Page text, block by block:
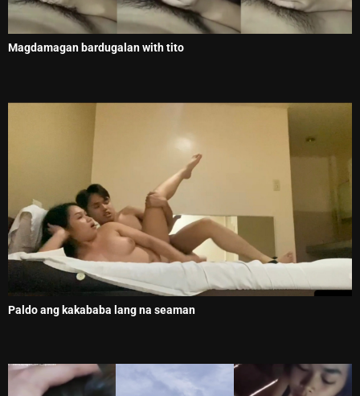
Magdamagan bardugalan with tito
Paldo ang kakababa lang na seaman